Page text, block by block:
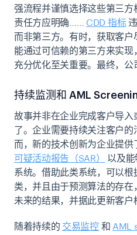
强流程并谨慎选择这些第三方
责任方应明确…… CDD 指标违
而非第三方。有时，获取客户
能通过可信赖的第三方来实
充分优化至关重要。最终，公
持续监测和 AML
故事并非在企业完成客户导入
了。企业需要持续关注客户
而，新的技术创新为企业提供
可疑活动报告（SAR）
以及
系统。借助此类系统，可以
类，并且由于预测算法的存在
未来的结果，并据此更新客户
随着持续的 交易监控和 AML